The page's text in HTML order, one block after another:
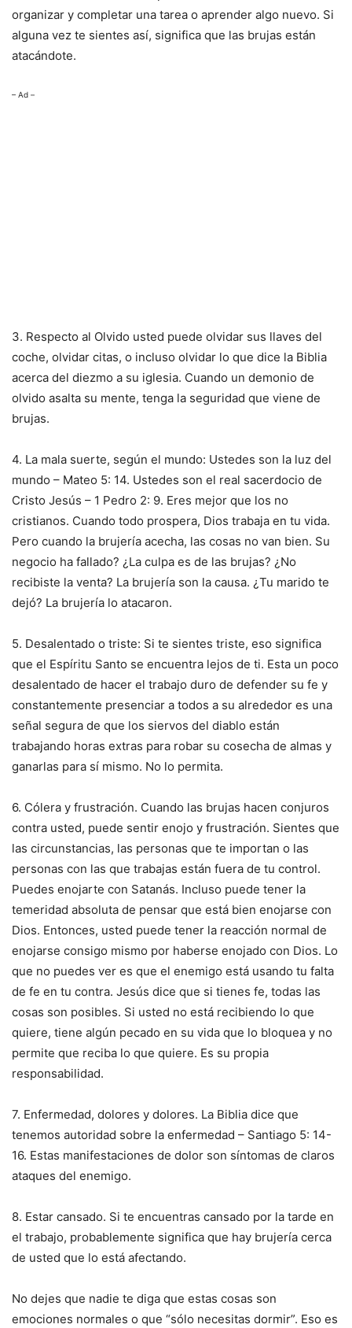
organizar y completar una tarea o aprender algo nuevo. Si
alguna vez te sientes así, significa que las brujas están
atacándote.
– Ad –
3. Respecto al Olvido usted puede olvidar sus llaves del
coche, olvidar citas, o incluso olvidar lo que dice la Biblia
acerca del diezmo a su iglesia. Cuando un demonio de
olvido asalta su mente, tenga la seguridad que viene de
brujas.
4. La mala suerte, según el mundo: Ustedes son la luz del
mundo – Mateo 5: 14. Ustedes son el real sacerdocio de
Cristo Jesús – 1 Pedro 2: 9. Eres mejor que los no
cristianos. Cuando todo prospera, Dios trabaja en tu vida.
Pero cuando la brujería acecha, las cosas no van bien. Su
negocio ha fallado? ¿La culpa es de las brujas? ¿No
recibiste la venta? La brujería son la causa. ¿Tu marido te
dejó? La brujería lo atacaron.
5. Desalentado o triste: Si te sientes triste, eso significa
que el Espíritu Santo se encuentra lejos de ti. Esta un poco
desalentado de hacer el trabajo duro de defender su fe y
constantemente presenciar a todos a su alrededor es una
señal segura de que los siervos del diablo están
trabajando horas extras para robar su cosecha de almas y
ganarlas para sí mismo. No lo permita.
6. Cólera y frustración. Cuando las brujas hacen conjuros
contra usted, puede sentir enojo y frustración. Sientes que
las circunstancias, las personas que te importan o las
personas con las que trabajas están fuera de tu control.
Puedes enojarte con Satanás. Incluso puede tener la
temeridad absoluta de pensar que está bien enojarse con
Dios. Entonces, usted puede tener la reacción normal de
enojarse consigo mismo por haberse enojado con Dios. Lo
que no puedes ver es que el enemigo está usando tu falta
de fe en tu contra. Jesús dice que si tienes fe, todas las
cosas son posibles. Si usted no está recibiendo lo que
quiere, tiene algún pecado en su vida que lo bloquea y no
permite que reciba lo que quiere. Es su propia
responsabilidad.
7. Enfermedad, dolores y dolores. La Biblia dice que
tenemos autoridad sobre la enfermedad – Santiago 5: 14-
16. Estas manifestaciones de dolor son síntomas de claros
ataques del enemigo.
8. Estar cansado. Si te encuentras cansado por la tarde en
el trabajo, probablemente significa que hay brujería cerca
de usted que lo está afectando.
No dejes que nadie te diga que estas cosas son
emociones normales o que “sólo necesitas dormir”. Eso es